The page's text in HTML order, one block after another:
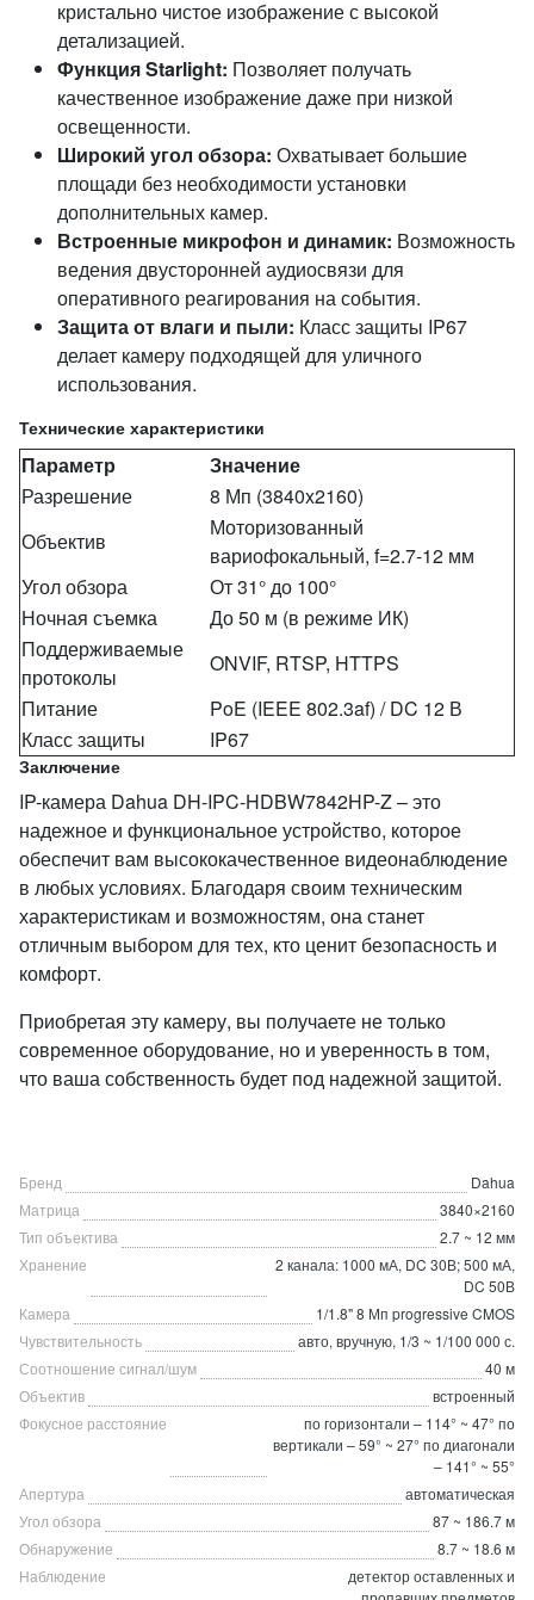
кристально чистое изображение с высокой
детализацией.
Функция Starlight: Позволяет получать
качественное изображение даже при низкой
освещенности.
Широкий угол обзора: Охватывает большие
площади без необходимости установки
дополнительных камер.
Встроенные микрофон и динамик: Возможность
ведения двусторонней аудиосвязи для
оперативного реагирования на события.
Защита от влаги и пыли: Класс защиты IP67
делает камеру подходящей для уличного
использования.
Технические характеристики
Параметр
Значение
Разрешение
8 Мп (3840x2160)
Объектив
Моторизованный
вариофокальный, f=2.7-12 мм
Угол обзора
От 31° до 100°
Ночная съемка
До 50 м (в режиме ИК)
Поддерживаемые
протоколы
ONVIF, RTSP, HTTPS
Питание
PoE (IEEE 802.3af) / DC 12 В
Класс защиты
IP67
Заключение
IP-камера Dahua DH-IPC-HDBW7842HP-Z – это
надежное и функциональное устройство, которое
обеспечит вам высококачественное видеонаблюдение
в любых условиях. Благодаря своим техническим
характеристикам и возможностям, она станет
отличным выбором для тех, кто ценит безопасность и
комфорт.
Приобретая эту камеру, вы получаете не только
современное оборудование, но и уверенность в том,
что ваша собственность будет под надежной защитой.
Бренд
Dahua
Матрица
3840×2160
Тип объектива
2.7 ~ 12 мм
Хранение
2 канала: 1000 мА, DC 30В; 500 мА,
DC 50В
Камера
1/1.8" 8 Мп progressive CMOS
Чувствительность
авто, вручную, 1/3 ~ 1/100 000 с.
Соотношение сигнал/шум
40 м
Объектив
встроенный
Фокусное расстояние
по горизонтали – 114° ~ 47° по
вертикали – 59° ~ 27° по диагонали
– 141° ~ 55°
Апертура
автоматическая
Угол обзора
87 ~ 186.7 м
Обнаружение
8.7 ~ 18.6 м
Наблюдение
детектор оставленных и